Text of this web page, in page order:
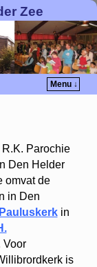
Zee
Menu ↓
Parochie
Den Helder
omvat de
in Den
in
is